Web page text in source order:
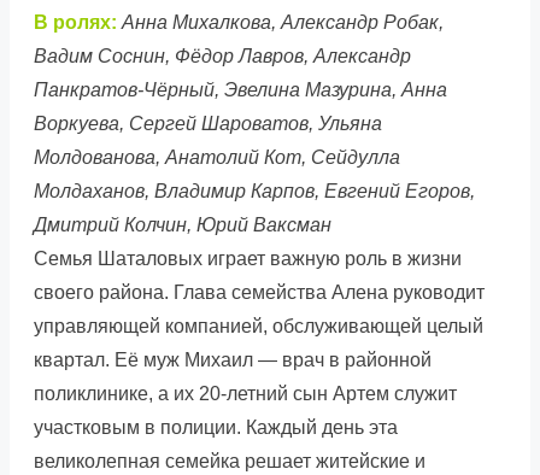
В ролях: Анна Михалкова, Александр Робак,
Вадим Соснин, Фёдор Лавров, Александр
Панкратов-Чёрный, Эвелина Мазурина, Анна
Воркуева, Сергей Шароватов, Ульяна
Молдованова, Анатолий Кот, Сейдулла
Молдаханов, Владимир Карпов, Евгений Егоров,
Дмитрий Колчин, Юрий Ваксман
Семья Шаталовых играет важную роль в жизни
своего района. Глава семейства Алена руководит
управляющей компанией, обслуживающей целый
квартал. Её муж Михаил — врач в районной
поликлинике, а их 20-летний сын Артем служит
участковым в полиции. Каждый день эта
великолепная семейка решает житейские и